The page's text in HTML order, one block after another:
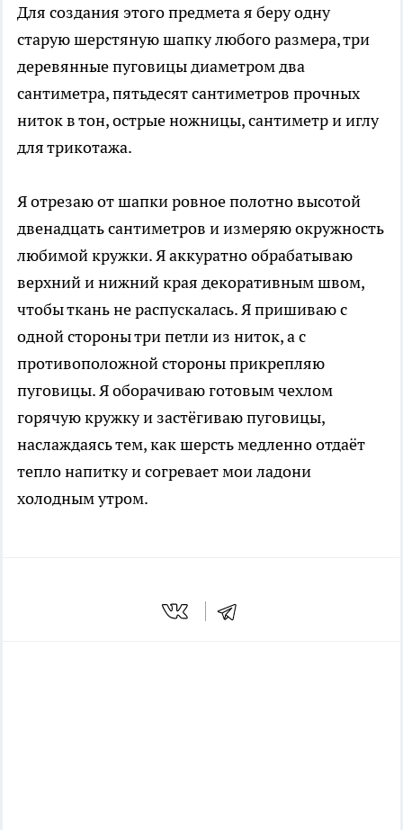
Для создания этого предмета я беру одну
старую шерстяную шапку любого размера, три
деревянные пуговицы диаметром два
сантиметра, пятьдесят сантиметров прочных
ниток в тон, острые ножницы, сантиметр и иглу
для трикотажа.
Я отрезаю от шапки ровное полотно высотой
двенадцать сантиметров и измеряю окружность
любимой кружки. Я аккуратно обрабатываю
верхний и нижний края декоративным швом,
чтобы ткань не распускалась. Я пришиваю с
одной стороны три петли из ниток, а с
противоположной стороны прикрепляю
пуговицы. Я оборачиваю готовым чехлом
горячую кружку и застёгиваю пуговицы,
наслаждаясь тем, как шерсть медленно отдаёт
тепло напитку и согревает мои ладони
холодным утром.